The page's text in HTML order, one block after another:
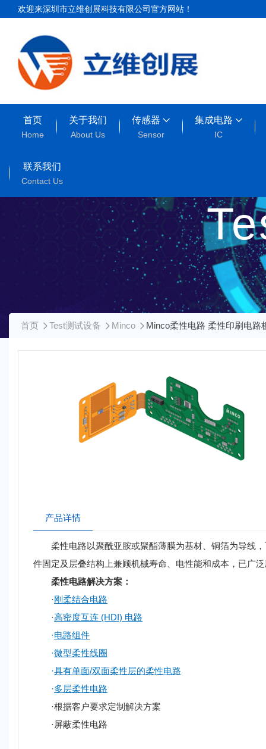
欢迎来深圳市立维创展科技有限公司官方网站！
首页
Home
关于我们
About Us
传感器
Sensor
集成电路
IC
联系我们
Contact Us
首页 Test测试设备 Minco Minco柔性电路 柔性印刷电路
产品详情
柔性电路以聚酰亚胺或聚酯薄膜为基材、铜箔为导线，
件固定及层叠结构上兼顾机械寿命、电性能和成本，已广
柔性电路解决方案：
·刚柔结合电路
·高密度互连 (HDI) 电路
·电路组件
·微型柔性线圈
·具有单面/双面柔性层的柔性电路
·多层柔性电路
·根据客户要求定制解决方案
·屏蔽柔性电路